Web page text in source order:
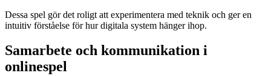
Dessa spel gör det roligt att experimentera med teknik och ger en
intuitiv förståelse för hur digitala system hänger ihop.
Samarbete och kommunikation i
onlinespel